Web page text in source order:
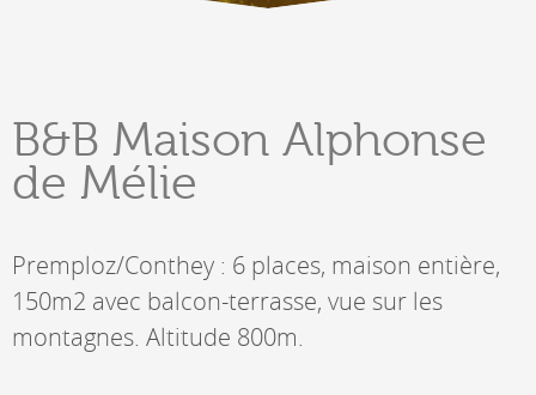
B&B Maison Alphonse
de Mélie
Premploz/Conthey : 6 places, maison entière,
150m2 avec balcon-terrasse, vue sur les
montagnes. Altitude 800m.